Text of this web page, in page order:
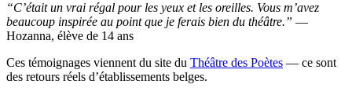
“C’était un vrai régal pour les yeux et les oreilles. Vous m’avez
beaucoup inspirée au point que je ferais bien du théâtre.” —
Hozanna, élève de 14 ans
Ces témoignages viennent du site du Théâtre des Poètes — ce sont
des retours réels d’établissements belges.